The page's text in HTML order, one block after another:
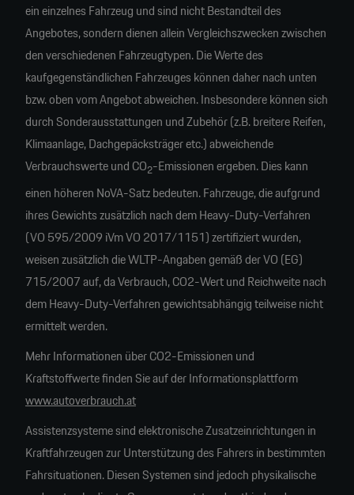
ein einzelnes Fahrzeug und sind nicht Bestandteil des
Angebotes, sondern dienen allein Vergleichszwecken zwischen
den verschiedenen Fahrzeugtypen. Die Werte des
kaufgegenständlichen Fahrzeuges können daher nach unten
bzw. oben vom Angebot abweichen. Insbesondere können sich
durch Sonderausstattungen und Zubehör (z.B. breitere Reifen,
Klimaanlage, Dachgepäcksträger etc.) abweichende
Verbrauchswerte und CO2-Emissionen ergeben. Dies kann
einen höheren NoVA-Satz bedeuten. Fahrzeuge, die aufgrund
ihres Gewichts zusätzlich nach dem Heavy-Duty-Verfahren
(VO 595/2009 iVm VO 2017/1151) zertifiziert wurden,
weisen zusätzlich die WLTP-Angaben gemäß der VO (EG)
715/2007 auf, da Verbrauch, CO2-Wert und Reichweite nach
dem Heavy-Duty-Verfahren gewichtsabhängig teilweise nicht
ermittelt werden.
Mehr Informationen über CO2-Emissionen und
Kraftstoffwerte finden Sie auf der Informationsplattform
www.autoverbrauch.at
Assistenzsysteme sind elektronische Zusatzeinrichtungen in
Kraftfahrzeugen zur Unterstützung des Fahrers in bestimmten
Fahrsituationen. Diesen Systemen sind jedoch physikalische